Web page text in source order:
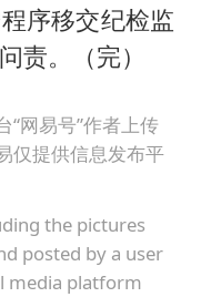
序移交纪检监
责。（完）
“网易号”作者上传
仅提供信息发布平
the pictures
posted by a user
media platform